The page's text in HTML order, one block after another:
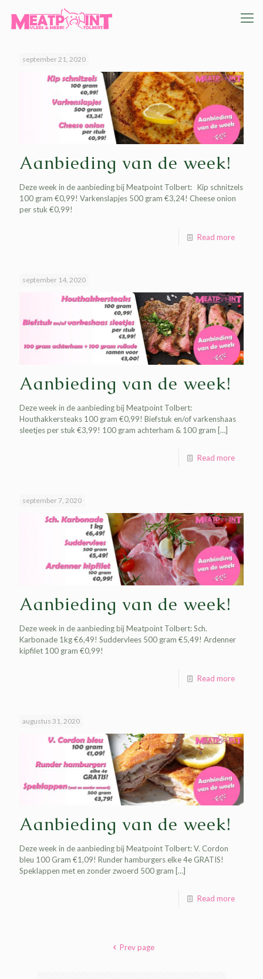
september 21, 2020
Aanbieding van de week!
Deze week in de aanbieding bij Meatpoint Tolbert: Kip schnitzels
100 gram €0,99! Varkenslapjes 500 gram €3,24! Cheese onion
per stuk €0,99!
Read more
september 14, 2020
Aanbieding van de week!
Deze week in de aanbieding bij Meatpoint Tolbert:
Houthakkersteaks 100 gram €0,99! Biefstuk en/of varkenshaas
sleetjes per stuk €3,99! 100 gram achterham & 100 gram […]
Read more
september 7, 2020
Aanbieding van de week!
Deze week in de aanbieding bij Meatpoint Tolbert: Sch.
Karbonade 1kg €6,49! Suddervlees 500 gram €5,49! Ardenner
kipfilet 100 gram €0,99!
Read more
augustus 31, 2020
Aanbieding van de week!
Deze week in de aanbieding bij Meatpoint Tolbert: V. Cordon
bleu 100 Gram €1,09! Runder hamburgers elke 4e GRATIS!
Speklappen met en zonder zwoerd 500 gram […]
Read more
Prev page